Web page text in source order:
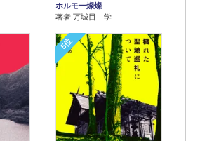
ホルモー燦燦
著者 万城目 学
5位